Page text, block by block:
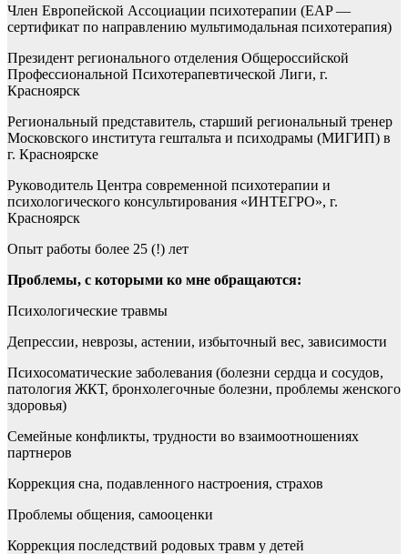
Член Европейской Ассоциации психотерапии (EAP —
сертификат по направлению мультимодальная психотерапия)
Президент регионального отделения Общероссийской
Профессиональной Психотерапевтической Лиги, г.
Красноярск
Региональный представитель, старший региональный тренер
Московского института гештальта и психодрамы (МИГИП) в
г. Красноярске
Руководитель Центра современной психотерапии и
психологического консультирования «ИНТЕГРО», г.
Красноярск
Опыт работы более 25 (!) лет
Проблемы, с которыми ко мне обращаются:
Психологические травмы
Депрессии, неврозы, астении, избыточный вес, зависимости
Психосоматические заболевания (болезни сердца и сосудов,
патология ЖКТ, бронхолегочные болезни, проблемы женского
здоровья)
Семейные конфликты, трудности во взаимоотношениях
партнеров
Коррекция сна, подавленного настроения, страхов
Проблемы общения, самооценки
Коррекция последствий родовых травм у детей